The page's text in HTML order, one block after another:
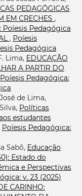
PEDAGÓGICAS
EM CRECHES ,
Poíesis Pedagógica
, Poíesis
Pedagógica
Lima, EDUCAÇÃO
A PARTIR DO
Poíesis Pedagógica:
de Lima,
Políticas
estudantes
Poíesis Pedagógica:
Sabô, Educação
Estado do
e Perspectivas
v. 23 (2025)
CARINHO: